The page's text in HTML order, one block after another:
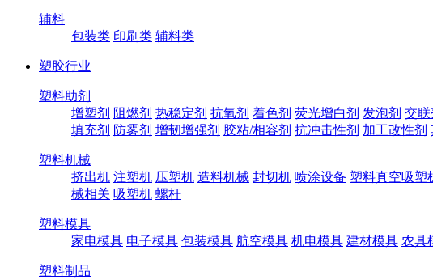
辅料
包装类 印刷类 辅料类
塑胶行业
塑料助剂
增塑剂 阻燃剂 热稳定剂 抗氧剂 着色剂 荧光增白剂 发泡剂 交联
填充剂 防雾剂 增韧增强剂 胶粘/相容剂 抗冲击性剂 加工改性剂
塑料机械
挤出机 注塑机 压塑机 造料机械 封切机 喷涂设备 塑料真空吸塑
械相关 吸塑机 螺杆
塑料模具
家电模具 电子模具 包装模具 航空模具 机电模具 建材模具 农具
塑料制品